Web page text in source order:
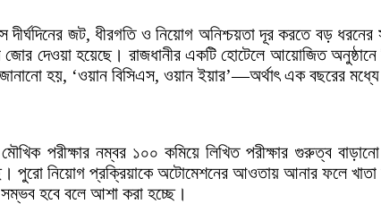
দীর্ঘদিনের জট, ধীরগতি ও নিয়োগ অনিশ্চয়তা দূর করতে বড়
দেওয়া হয়েছে। রাজধানীর একটি হোটেলে আয়োজিত অনুষ্ঠানে
জানানো হয়, ‘ওয়ান বিসিএস, ওয়ান ইয়ার’—অর্থাৎ এক বছরের
পরীক্ষার নম্বর ১০০ কমিয়ে লিখিত পরীক্ষার গুরুত্ব
পুরো নিয়োগ প্রক্রিয়াকে অটোমেশনের আওতায় আনার ফলে
হবে বলে আশা করা হচ্ছে।